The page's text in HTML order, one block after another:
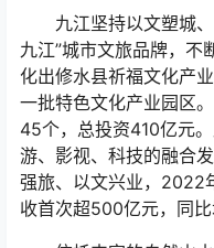
九江坚持以文塑城、
九江”城市文旅品牌，不
化出修水县祈福文化产
一批特色文化产业园区
45个，总投资410亿元
游、影视、科技的融合
强旅、以文兴业，2022
收首次超500亿元，同比